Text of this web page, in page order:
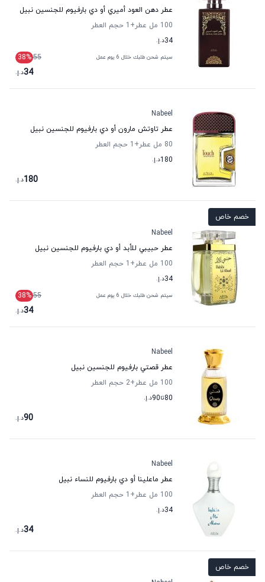
عطر دهن العود أميري أو دي بارفيوم للجنسين نبيل
100 مل عطر
+1
حجم العطر
34د.إ.
سيتم شحن طلبك خلال 6 يوم عمل 55
38%
34د.إ.
Nabeel
عطر تاوتش مارون أو دي بارفيوم للجنسين نبيل
80 مل عطر
+1
حجم العطر
180د.إ.
180د.إ.
خصم خاص
Nabeel
عطر حبيبي للأبد أو دي بارفيوم للجنسين نبيل
100 مل عطر
+1
حجم العطر
34د.إ.
سيتم شحن طلبك خلال 6 يوم عمل 55
38%
34د.إ.
Nabeel
عطر قصتي بارفيوم للجنسين نبيل
100 مل عطر
+2
حجم العطر
80تا90د.إ.
90د.إ.
Nabeel
عطر ماعلينا أو دي بارفيوم للنساء نبيل
100 مل عطر
+1
حجم العطر
34د.إ.
34د.إ.
خصم خاص